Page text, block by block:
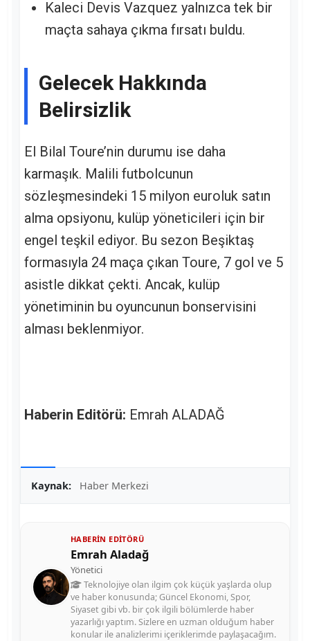
Kaleci Devis Vazquez yalnızca tek bir
maçta sahaya çıkma fırsatı buldu.
Gelecek Hakkında
Belirsizlik
El Bilal Toure’nin durumu ise daha
karmaşık. Malili futbolcunun
sözleşmesindeki 15 milyon euroluk satın
alma opsiyonu, kulüp yöneticileri için bir
engel teşkil ediyor. Bu sezon Beşiktaş
formasıyla 24 maça çıkan Toure, 7 gol ve 5
asistle dikkat çekti. Ancak, kulüp
yönetiminin bu oyuncunun bonservisini
alması beklenmiyor.
Haberin Editörü: Emrah ALADAĞ
Kaynak: Haber Merkezi
HABERIN EDITÖRÜ
Emrah Aladağ
Yönetici
Teknolojiye olan ilgim çok küçük yaşlarda olup
ve haber konusunda; Güncel Ekonomi, Spor,
Siyaset gibi vb. bir çok ilgili bölümlerde haber
yazarlığı yaptım. Sizlere en uzman olduğum haber
konular ile analizlerimi içeriklerimde paylaşacağım.